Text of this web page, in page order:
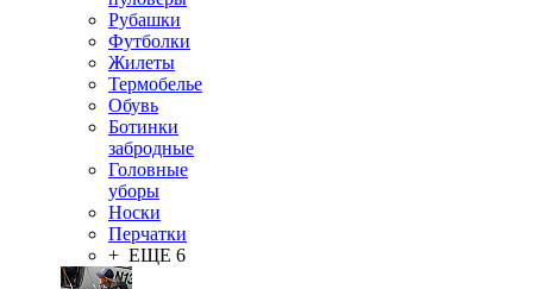
Рубашки
Футболки
Жилеты
Термобелье
Обувь
Ботинки
забродные
Головные
уборы
Носки
Перчатки
+ ЕЩЕ 6